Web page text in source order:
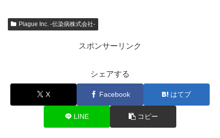
Plague Inc. -伝染病株式会社-
スポンサーリンク
シェアする
X Facebook はてブ
LINE コピー